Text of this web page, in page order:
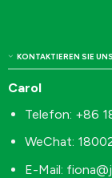
KONTAKTIEREN SIE UNS
Carol
Telefon: +86
WeChat:
E-Mail: